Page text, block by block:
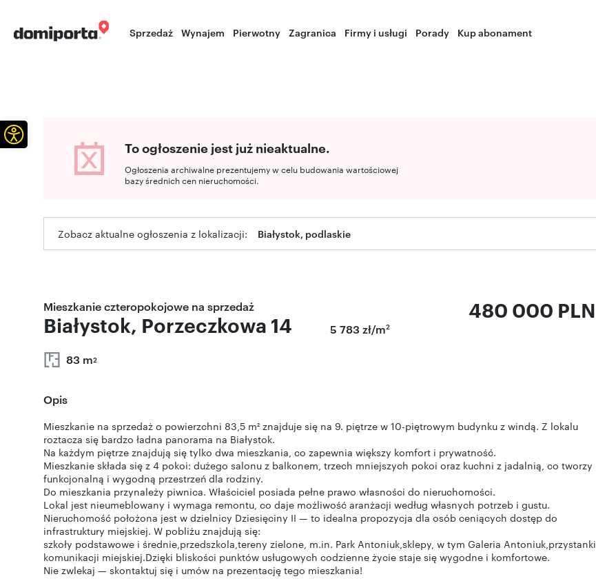
Sprzedaż Wynajem Pierwotny Zagranica Firmy i usługi Porady Kup abonament
To ogłoszenie jest już nieaktualne.
Ogłoszenia archiwalne prezentujemy w celu budowania wartościowej
bazy średnich cen nieruchomości.
Zobacz aktualne ogłoszenia z lokalizacji: Białystok, podlaskie
Mieszkanie czteropokojowe na sprzedaż
Białystok, Porzeczkowa 14
83 m2
480 000 PLN
5 783 zł/m2
Opis
Mieszkanie na sprzedaż o powierzchni 83,5 m² znajduje się na 9. piętrze w 10-piętrowym budynku z windą. Z lokalu
roztacza się bardzo ładna panorama na Białystok.
Na każdym piętrze znajdują się tylko dwa mieszkania, co zapewnia większy komfort i prywatność.
Mieszkanie składa się z 4 pokoi: dużego salonu z balkonem, trzech mniejszych pokoi oraz kuchni z jadalnią, co tworzy
funkcjonalną i wygodną przestrzeń dla rodziny.
Do mieszkania przynależy piwnica. Właściciel posiada pełne prawo własności do nieruchomości.
Lokal jest nieumeblowany i wymaga remontu, co daje możliwość aranżacji według własnych potrzeb i gustu.
Nieruchomość położona jest w dzielnicy Dziesięciny II — to idealna propozycja dla osób ceniących dostęp do
infrastruktury miejskiej. W pobliżu znajdują się:
szkoły podstawowe i średnie,przedszkola,tereny zielone, m.in. Park Antoniuk,sklepy, w tym Galeria Antoniuk,przystanki
komunikacji miejskiej.Dzięki bliskości punktów usługowych codzienne życie staje się wygodne i komfortowe.
Otwórz pasek narzędzi